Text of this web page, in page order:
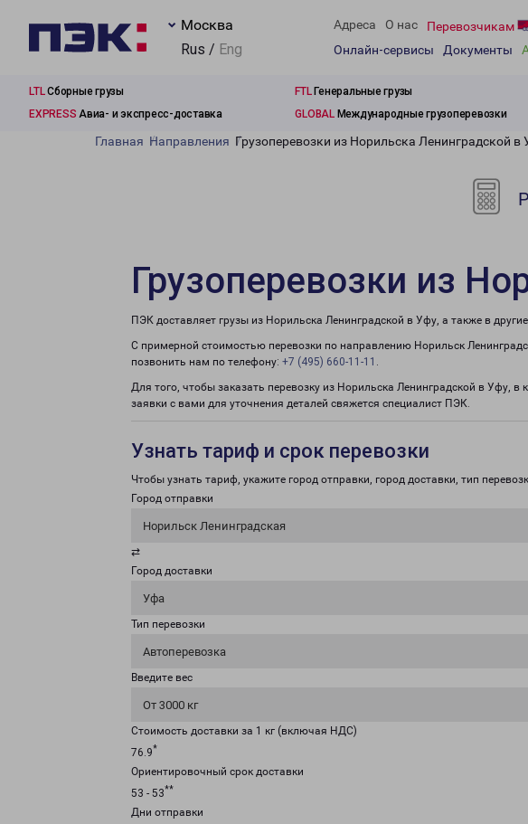
Москва
Rus / Eng
Адреса О нас Перевозчикам
Онлайн-сервисы
Документы
LTLСборные грузы FTLГенеральные грузы
EXPRESS Авиа- и экспресс-доставка GLOBALМеждународные грузоперевозки
Главная Направления Грузоперевозки из Норильска Ленинградской в
Грузоперевозки из
ПЭК доставляет грузы из Норильска Ленинградской в Уфу, а также в
С примерной стоимостью перевозки по направлению Норильск
позвонить нам по телефону: +7 (495) 660-11-11 .
Для того, чтобы заказать перевозку из Норильска Ленинградской в Уфу,
заявки с вами для уточнения деталей свяжется специалист ПЭК.
Узнать тариф и срок перевозки
Чтобы узнать тариф, укажите город отправки, город доставки, тип
Город отправки
Норильск Ленинградская
⇄
Город доставки
Уфа
Тип перевозки
Автоперевозка
Введите вес
От 3000 кг
Стоимость доставки за 1 кг (включая НДС)
76.9*
Ориентировочный срок доставки
53 - 53**
Дни отправки